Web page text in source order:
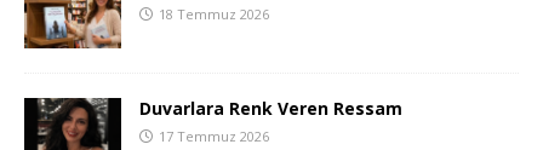
18 Temmuz 2026
Duvarlara Renk Veren Ressam
17 Temmuz 2026